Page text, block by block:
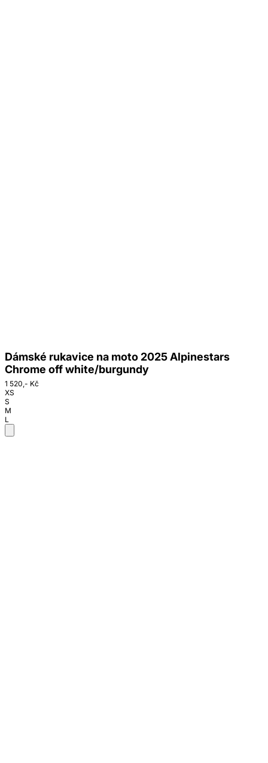
Dámské rukavice na moto 2025 Alpinestars
Chrome off white/burgundy
1 520,- Kč
XS
S
M
L